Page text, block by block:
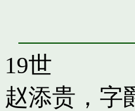
19世
赵添贵，字